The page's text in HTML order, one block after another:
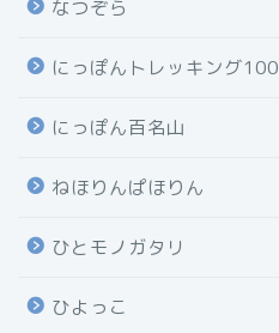
なつぞら
にっぽんトレッキング100
にっぽん百名山
ねほりんぱほりん
ひとモノガタリ
ひよっこ